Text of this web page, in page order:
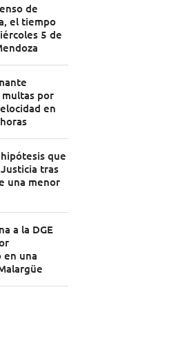
de
el tiempo
5 de
por
en
que
tras
una menor
a la DGE
en una